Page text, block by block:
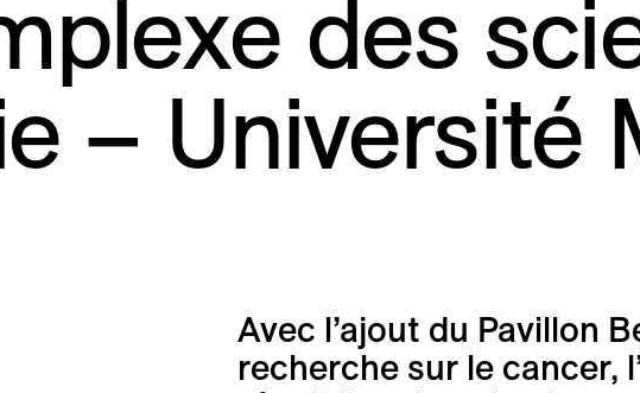
des
– Université
Avec l’ajout du Pavillon
recherche sur le cancer,